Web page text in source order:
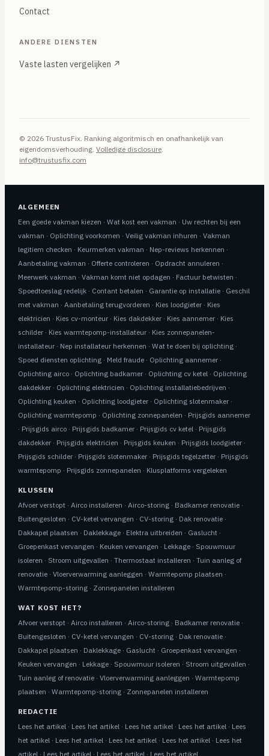
Contact
ANDERE DIENSTEN
Vaste lasten vergelijken ↗
© 2026 TrustusFix. Ranking algoritmisch en onafhankelijk van
eigendomsverhouding. Volledige disclosure.
info@trustusfix.com
ALGEMEEN
Een goede vakman kiezen · Wat kost een vakman · Uw rechten bij een
vakman · Oplichting voorkomen · Veilig vakman inhuren · Vakman
legitiem checken · Keurmerken vakman · Nep-reviews herkennen ·
Aanbetaling vakman · Offerte controleren · Opdracht annuleren ·
Meerwerk vakman · Vakman komt niet opdagen · Factuur betwisten ·
Spoedtoeslag redelijk· Contant betalen · Garantie op installatie· Geschil
met vakman · Aanbetaling terugvorderen · Kies loodgieter· Kies
elektricien · Kies cv-monteur· Kies dakdekker· Kies aannemer· Kies
schilder· Kies warmtepomp-installateur· Kies zonnepanelen-
installateur· Nep installateur herkennen · Wat te doen bij oplichting·
Spoed diensten oplichting· Meld fraude· Oplichting aannemer·
Oplichting airco· Oplichting badkamer· Oplichting cv ketel· Oplichting
dakdekker· Oplichting elektricien · Oplichting installatiebedrijven ·
Oplichting keuken · Oplichting loodgieter· Oplichting slotenmaker·
Oplichting warmtepomp · Oplichting zonnepanelen · Prijsgids aannemer
· Prijsgids airco· Prijsgids badkamer· Prijsgids cv ketel· Prijsgids
dakdekker· Prijsgids elektricien · Prijsgids keuken · Prijsgids loodgieter·
Prijsgids schilder· Prijsgids slotenmaker· Prijsgids tegelzetter· Prijsgids
warmtepomp · Prijsgids zonnepanelen · Klusplatforms vergeleken
KLUSSEN
Afvoer verstopt· Airco installeren · Airco-storing· Badkamer renovatie·
Buitengesloten · CV-ketel vervangen · CV-storing· Dak renovatie·
Dakkapel plaatsen · Daklekkage· Elektra uitbreiden · Gaslucht·
Groepenkast vervangen · Keuken vervangen · Lekkage· Spouwmuur
isoleren · Stroom uitgevallen · Thermostaat installeren · Tuin aanleg of
renovatie· Vloerverwarming aanleggen · Warmtepomp plaatsen ·
Warmtepomp-storing· Zonnepanelen installeren
WAT KOST HET?
Afvoer verstopt· Airco installeren · Airco-storing· Badkamer renovatie·
Buitengesloten · CV-ketel vervangen · CV-storing· Dak renovatie·
Dakkapel plaatsen · Daklekkage· Gaslucht· Groepenkast vervangen ·
Keuken vervangen · Lekkage· Spouwmuur isoleren · Stroom uitgevallen ·
Tuin aanleg of renovatie· Vloerverwarming aanleggen · Warmtepomp
plaatsen · Warmtepomp-storing· Zonnepanelen installeren
REDACTIE
Lees het artikel· Lees het artikel· Lees het artikel· Lees het artikel· Lees
het artikel· Lees het artikel· Lees het artikel· Lees het artikel· Lees het
artikel · Lees het artikel · Lees het artikel · Lees het artikel